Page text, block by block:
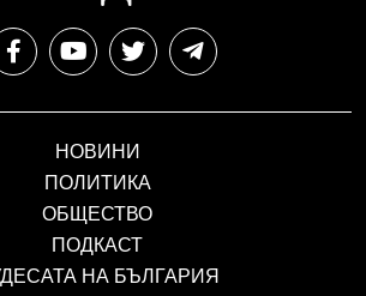
НОВИНИ
ПОЛИТИКА
ОБЩЕСТВО
ПОДКАСТ
НА БЪЛГАРИЯ